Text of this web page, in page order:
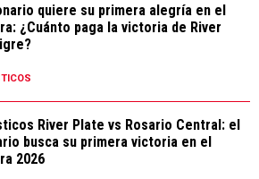
quiere su primera alegría en el
¿Cuánto paga la victoria de River
River Plate vs Rosario Central: el
busca su primera victoria en el
2026